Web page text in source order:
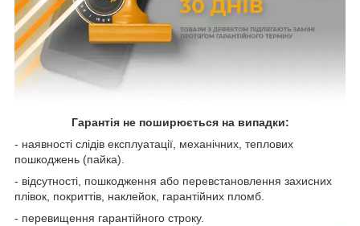
Гарантія не поширюється на випадки:
- наявності слідів експлуатації, механічних, теплових
пошкоджень (пайка).
- відсутності, пошкодження або перевстановлення захисних
плівок, покриттів, наклейок, гарантійних пломб.
- перевищення гарантійного строку.